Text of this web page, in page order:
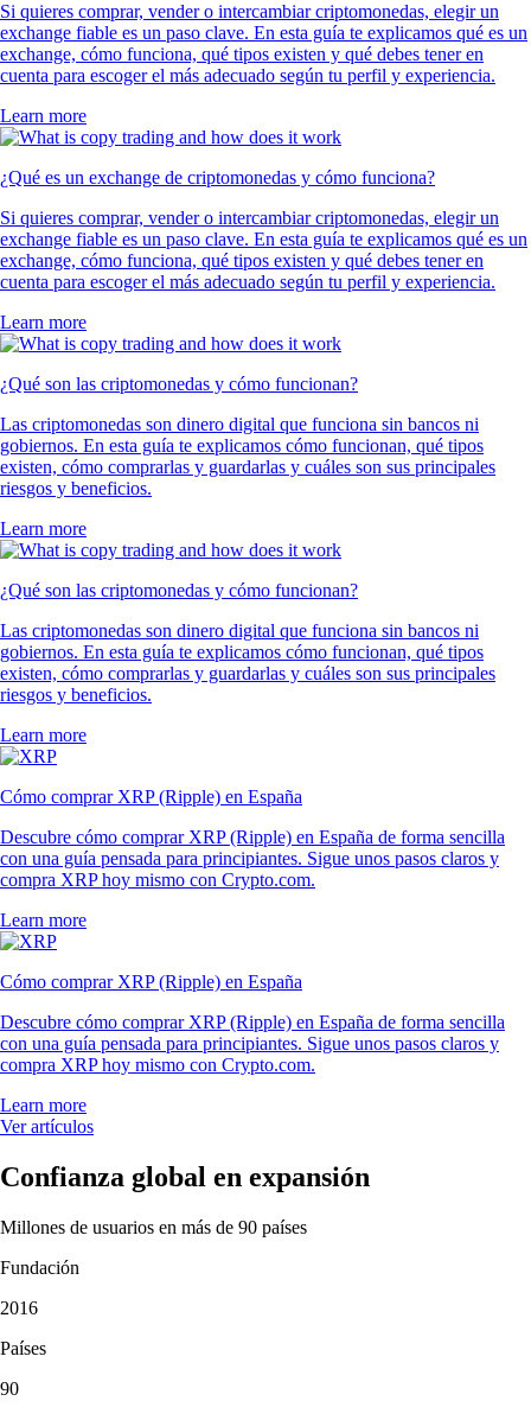
Si quieres comprar, vender o intercambiar criptomonedas, elegir un
exchange fiable es un paso clave. En esta guía te explicamos qué es un
exchange, cómo funciona, qué tipos existen y qué debes tener en
cuenta para escoger el más adecuado según tu perfil y experiencia.
Learn more
¿Qué es un exchange de criptomonedas y cómo funciona?
Si quieres comprar, vender o intercambiar criptomonedas, elegir un
exchange fiable es un paso clave. En esta guía te explicamos qué es un
exchange, cómo funciona, qué tipos existen y qué debes tener en
cuenta para escoger el más adecuado según tu perfil y experiencia.
Learn more
¿Qué son las criptomonedas y cómo funcionan?
Las criptomonedas son dinero digital que funciona sin bancos ni
gobiernos. En esta guía te explicamos cómo funcionan, qué tipos
existen, cómo comprarlas y guardarlas y cuáles son sus principales
riesgos y beneficios.
Learn more
¿Qué son las criptomonedas y cómo funcionan?
Las criptomonedas son dinero digital que funciona sin bancos ni
gobiernos. En esta guía te explicamos cómo funcionan, qué tipos
existen, cómo comprarlas y guardarlas y cuáles son sus principales
riesgos y beneficios.
Learn more
Cómo comprar XRP (Ripple) en España
Descubre cómo comprar XRP (Ripple) en España de forma sencilla
con una guía pensada para principiantes. Sigue unos pasos claros y
compra XRP hoy mismo con Crypto.com.
Learn more
Cómo comprar XRP (Ripple) en España
Descubre cómo comprar XRP (Ripple) en España de forma sencilla
con una guía pensada para principiantes. Sigue unos pasos claros y
compra XRP hoy mismo con Crypto.com.
Learn more
Ver artículos
Confianza global en expansión
Millones de usuarios en más de 90 países
Fundación
2016
Países
90